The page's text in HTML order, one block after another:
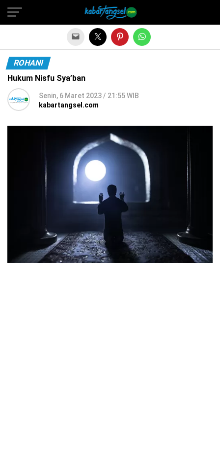
ROHANI
Hukum Nisfu Sya’ban
Senin, 6 Maret 2023 / 21:55 WIB
kabartangsel.com